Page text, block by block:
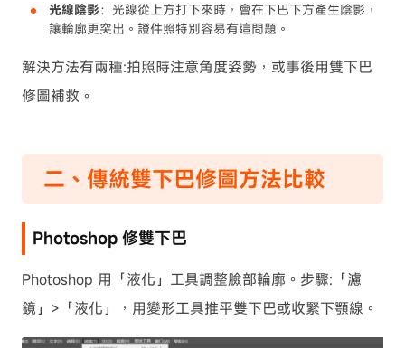
光線陰影：光線從上方打下來時，會在下巴下方產生陰影，
讓輪廓更突出。證件照特別容易有這問題。
解決方法有兩種:拍照時注意角度姿勢，或事後用雙下巴
修圖補救。
二、傳統雙下巴修圖方法比較
Photoshop 修雙下巴
Photoshop 用「液化」工具調整臉部輪廓。步驟:「濾
鏡」>「液化」，用變形工具推平雙下巴或收緊下顎線。